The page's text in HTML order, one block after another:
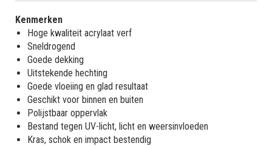
Kenmerken
Hoge kwaliteit acrylaat verf
Sneldrogend
Goede dekking
Uitstekende hechting
Goede vloeiing en glad resultaat
Geschikt voor binnen en buiten
Polijstbaar oppervlak
Bestand tegen UV-licht, licht en weersinvloeden
Kras, schok en impact bestendig